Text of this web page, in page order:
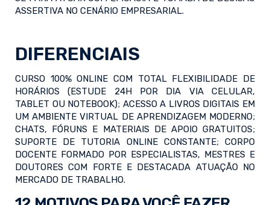
ASSERTIVA NO CENÁRIO EMPRESARIAL.
DIFERENCIAIS
CURSO 100% ONLINE COM TOTAL FLEXIBILIDADE DE
HORÁRIOS (ESTUDE 24H POR DIA VIA CELULAR,
TABLET OU NOTEBOOK); ACESSO A LIVROS DIGITAIS EM
UM AMBIENTE VIRTUAL DE APRENDIZAGEM MODERNO;
CHATS, FÓRUNS E MATERIAIS DE APOIO GRATUITOS;
SUPORTE DE TUTORIA ONLINE CONSTANTE; CORPO
DOCENTE FORMADO POR ESPECIALISTAS, MESTRES E
DOUTORES COM FORTE E DESTACADA ATUAÇÃO NO
MERCADO DE TRABALHO.